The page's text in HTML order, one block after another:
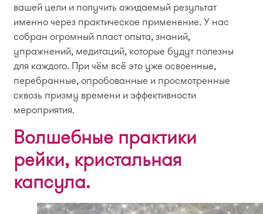
вашей цели и получить ожидаемый результат
именно через практическое применение. У нас
собран огромный пласт опыта, знаний,
упражнений, медитаций, которые будут полезны
для каждого. При чём всё это уже освоенные,
перебранные, опробованные и просмотренные
сквозь призму времени и эффективности
мероприятия.
Волшебные практики
рейки, кристальная
капсула.